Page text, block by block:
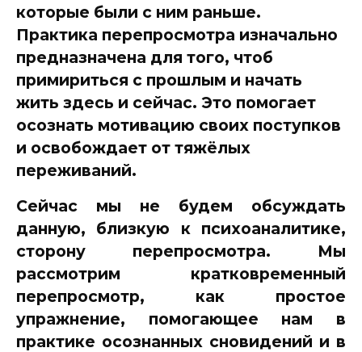
которые были с ним раньше.
Практика перепросмотра изначально
предназначена для того, чтоб
примириться с прошлым и начать
жить здесь и сейчас. Это помогает
осознать мотивацию своих поступков
и освобождает от тяжёлых
переживаний.
Сейчас мы не будем обсуждать
данную, близкую к психоаналитике,
сторону перепросмотра. Мы
рассмотрим кратковременный
перепросмотр, как простое
упражнение, помогающее нам в
практике осознанных сновидений и в